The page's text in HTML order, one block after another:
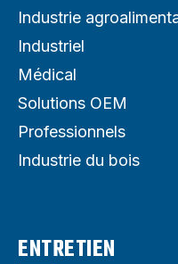
Industrie
Industriel
Médical
Solutions OEM
Professionnels
Industrie du bois
ENTRETIEN